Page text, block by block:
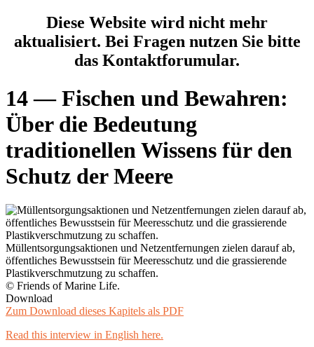
Diese Website wird nicht mehr
aktualisiert. Bei Fragen nutzen Sie bitte
das Kontaktforumular.
14 — Fischen und Bewahren:
Über die Bedeutung
traditionellen Wissens für den
Schutz der Meere
Müllentsorgungsaktionen und Netzentfernungen zielen darauf ab,
öffentliches Bewusstsein für Meeresschutz und die grassierende
Plastikverschmutzung zu schaffen.
© Friends of Marine Life.
Download
Zum Download dieses Kapitels als PDF
Read this interview in English here.